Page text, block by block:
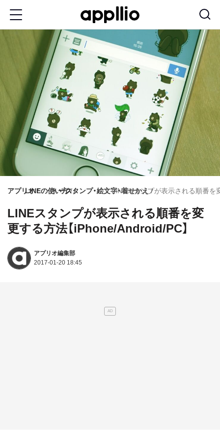
テ
移
アプリオLINEの使い方
トークスタンプ・絵文字・着せかえLINEスタンプが表示される順番を
LINEスタンプが表示される順番を変
更する方法【iPhone/Android/PC】
アプリオ編集部
2017-01-20 18:45